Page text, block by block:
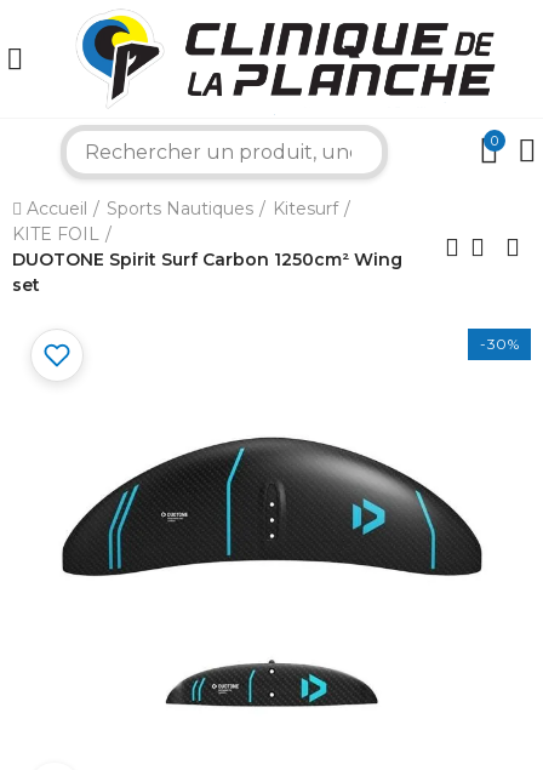
0
Accueil Sports Nautiques
Kitesurf
KITE FOIL
DUOTONE Spirit Surf Carbon 1250cm² Wing
set
-30%
×
Bonjour ! Je suis votre expert nautique.
Comment puis-je vous aider aujourd'hui ?